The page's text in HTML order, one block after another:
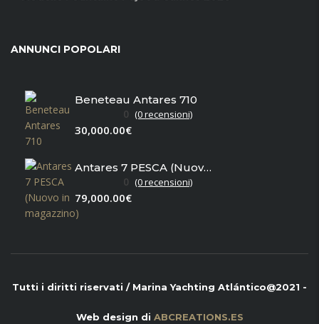
ANNUNCI POPOLARI
Beneteau Antares 710
0 (0 recensioni)
30,000.00€
Antares 7 PESCA (Nuovo in magazzino)
0 (0 recensioni)
79,000.00€
Tutti i diritti riservati / Marina Yachting Atlántico@2021 -
Web design di ABCREATIONS.ES